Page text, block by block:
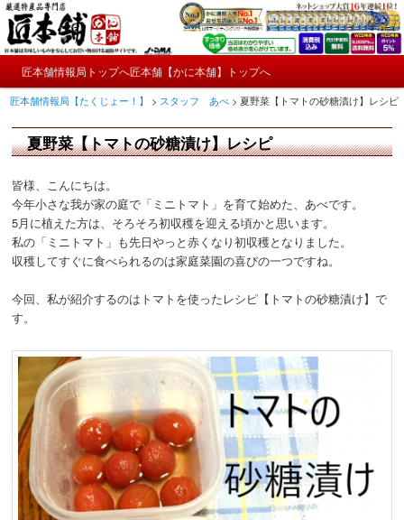
メ
イ
ン
ン
テ
匠本舗情報局【たくじょー！】
かにやおせちについてのおもしろ情報や興味深い記事をお届けします。
ン
メ
イ
ン
コ
ン
テ
へ
移
動
匠本舗情報局トップへ匠本舗【かに本舗】トップへ
匠本舗情報局【たくじょー！】 > スタッフ あべ >夏野菜【トマトの砂糖漬け】レシピ
夏野菜【トマトの砂糖漬け】レシピ
皆様、こんにちは。
今年小さな我が家の庭で「ミニトマト」を育て始めた、あべです。
5月に植えた方は、そろそろ初収穫を迎える頃かと思います。
私の「ミニトマト」も先日やっと赤くなり初収穫となりました。
収穫してすぐに食べられるのは家庭菜園の喜びの一つですね。
今回、私が紹介するのはトマトを使ったレシピ【トマトの砂糖漬け】で
す。